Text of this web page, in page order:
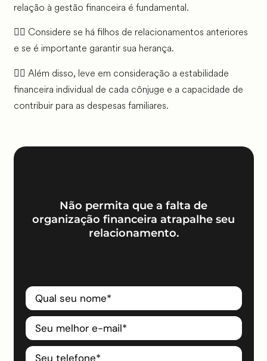
relação à gestão financeira é fundamental.
👉🏼 Considere se há filhos de relacionamentos anteriores
e se é importante garantir sua herança.
👉🏼 Além disso, leve em consideração a estabilidade
financeira individual de cada cônjuge e a capacidade de
contribuir para as despesas familiares.
Não permita que a falta de
organização financeira atrapalhe seu
relacionamento.